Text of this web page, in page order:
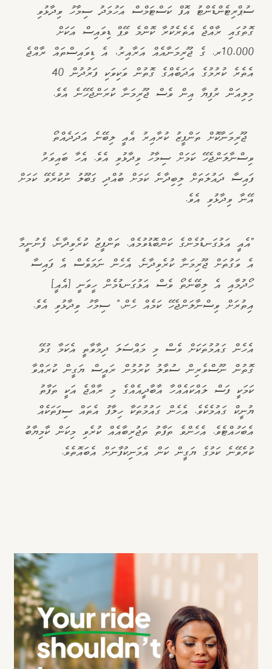
ސުޕްރިޓެންޑެންޓު އޮފް ކަސްޓަމްސް އަހުމަދު ސިމާހު ވިދާޅުވި
ގޮތުގައި ރާއްޖެ އެތެރެކުރާ ކޮންމެ ވޭޕް ޑިވައިސް އަކަށް
10،000ރ. ގެ ޖޫރިމަނާއެއް އަރާއިރު، އެ ޑިވައިސްތައް ރާއްޖެ
އެތެރެ ކުރުމުގެ އަދަބެއްގެ ގޮތުން ވަކިވަކި ފަރުދުން 40
މިލިއަން ރުފިޔާ އިން ވެސް ޖޫރިމަނާ ކުރަންޖެހޭނެ އެވެ.
ޖޫރިމަނާކޮށް ތަންފީޒު ކުރާއިރު އެއީ ލިބޭނެ އަދަދެއްތޯ
ވިސްނާލަންޖެހޭ ކަމަށް ސިމާހު ވިދާޅުވި އެވެ. އެހާ ބައިވަރު
ފައިސާ ދައުލަތަށް ލިބިދާނެ ކަމަށް ބުއްދި ގަބޫލު ނުކުރެވޭ ކަމަށް
އޭނާ ވިދާޅުވި އެވެ.
"އެއީ އަޅުގަނޑުމެންގެ ކަންބޮޑުވުމެއް. ތަންފީޒު ކުރެވިދާނެ. ފެނުނީމާ
އެ ވަގުތަށް ޖޫރިމަނާ ކުރެވިދާނެ. އެހެން ނަމަވެސް އެ ފައިސާ
ހޯދުމާއި އެ ލިބޭނެތޯ ވެސް އަޅުގަނޑުމެން ހީވަނީ [އެއީ]
އިތުރަށް ވިސްނާލަންޖެހޭ ކަމެއް ހެން،" ސިމާހު ވިދާޅުވި އެވެ.
އެހެން ގައުމުތަކަށް ވެސް މި މައްސަލަ ދިމާވާތީ އެކަމާ ގުޅޭ
ގޮތުން ނޫސްވެރިން ސުވާލު ކުރުމުން ރައީސް ޔަގީން ކުރައްވާ
ކަމަކީ ފަސް ލައްކައެއްހާ އާބާދީއެއްގެ މި ރާއްޖެ އަކީ ތަފާތު
ޔުނީކް ގައުމެކެވެ. އެހެން ގައުމުތަކާ ހިލާފު އެތައް ސިފަތަކެއް
އެބަހުއްޓެވެ. އެހެންވެ ތަފާތު ތަޖުރިބާއެއް ކުރެވި މިކަން ކާމިޔާބު
ކުރެވޭނެ ކަމުގެ ޔަގީން ކަން އެމަނިކުފާނަށް އެބައޮތެވެ.